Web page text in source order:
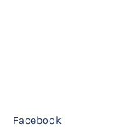
Facebook